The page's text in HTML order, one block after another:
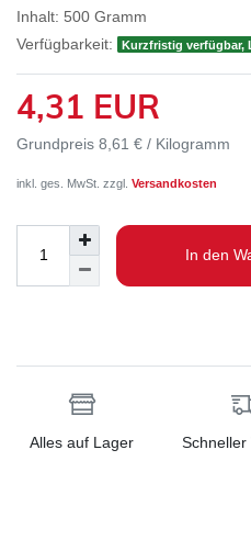
Inhalt: 500 Gramm
Verfügbarkeit:
Kurzfristig verfügbar,
4,31 EUR
Grundpreis 8,61 € / Kilogramm
inkl. ges. MwSt. zzgl. Versandkosten
In den
Alles auf Lager Schneller